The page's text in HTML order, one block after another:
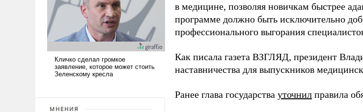
МНЕНИЯ
в медицине, позволяя новичкам быстрее
программе должно быть исключительно
профессионального выгорания
Как писала газета ВЗГЛЯД, президент
наставничества для выпускников
Ранее глава государства уточнил правила